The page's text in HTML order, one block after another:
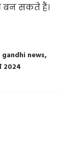
बन सकते हैं।
news
2024